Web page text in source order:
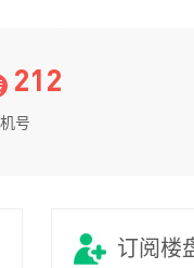
212
号
订阅楼